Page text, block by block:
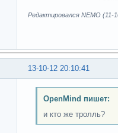
Редактировался NEMO (11-
13-10-12 20:10:41
OpenMind пишет:
и кто же тролль?